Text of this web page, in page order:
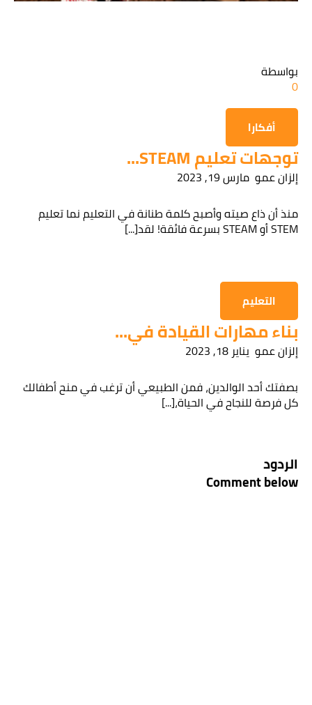
بواسطة
0
أفكارا
توجهات تعليم STEAM...
إلزان عمو مارس 19, 2023
منذ أن ذاع صيته وأصبح كلمة طنانة في التعليم نما تعليم
STEM أو STEAM بسرعة فائقة! لقد[...]
التعليم
بناء مهارات القيادة في...
إلزان عمو يناير 18, 2023
بصفتك أحد الوالدين، فمن الطبيعي أن ترغب في منح أطفالك
كل فرصة للنجاح في الحياة،[...]
الردود
Comment below